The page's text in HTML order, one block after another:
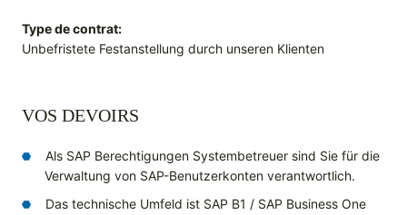
Type de contrat:
Unbefristete Festanstellung durch unseren Klienten
VOS DEVOIRS
Als SAP Berechtigungen Systembetreuer sind Sie für die
Verwaltung von SAP-Benutzerkonten verantwortlich.
Das technische Umfeld ist SAP B1 / SAP Business One